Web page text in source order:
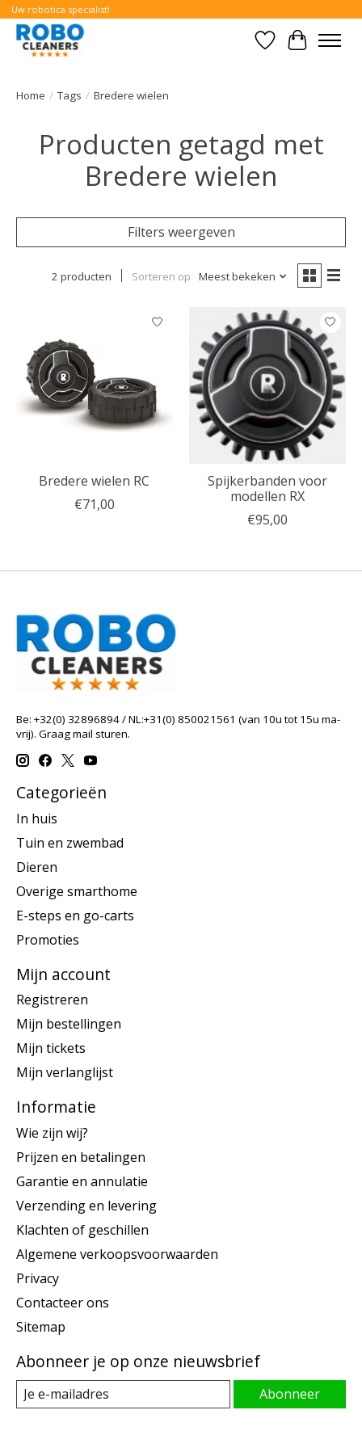
Uw robotica specialist!
Verlanglijst
Home / Tags / Bredere wielen
Producten getagd met
Bredere wielen
Filters weergeven
2 producten Sorteren op Meest bekeken
Bredere wielen RC
€71,00
Spijkerbanden voor
modellen RX
€95,00
Be: +32(0) 32896894 / NL:+31(0) 850021561 (van 10u tot 15u ma-
vrij). Graag mail sturen.
Categorieën
In huis
Tuin en zwembad
Dieren
Overige smarthome
E-steps en go-carts
Promoties
Mijn account
Registreren
Mijn bestellingen
Mijn tickets
Mijn verlanglijst
Informatie
Wie zijn wij?
Prijzen en betalingen
Garantie en annulatie
Verzending en levering
Klachten of geschillen
Algemene verkoopsvoorwaarden
Privacy
Contacteer ons
Sitemap
Abonneer je op onze nieuwsbrief
Abonneer